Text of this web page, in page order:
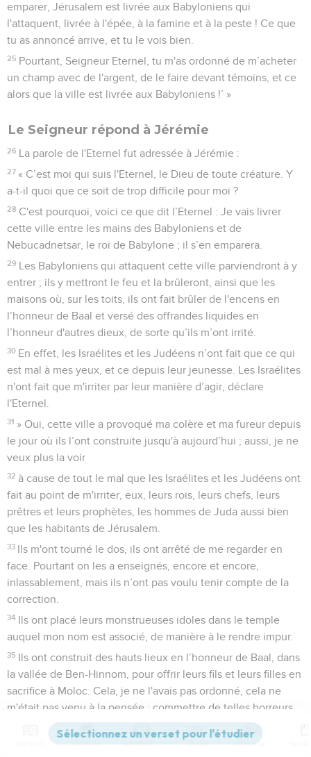
emparer, Jérusalem est livrée aux Babyloniens qui
l'attaquent, livrée à l'épée, à la famine et à la peste ! Ce que
tu as annoncé arrive, et tu le vois bien.
25 Pourtant, Seigneur Eternel, tu m'as ordonné de m’acheter
un champ avec de l'argent, de le faire devant témoins, et ce
alors que la ville est livrée aux Babyloniens !’ »
Le Seigneur répond à Jérémie
26 La parole de l'Eternel fut adressée à Jérémie :
27 « C’est moi qui suis l'Eternel, le Dieu de toute créature. Y
a-t-il quoi que ce soit de trop difficile pour moi ?
28 C'est pourquoi, voici ce que dit l’Eternel : Je vais livrer
cette ville entre les mains des Babyloniens et de
Nebucadnetsar, le roi de Babylone ; il s’en emparera.
29 Les Babyloniens qui attaquent cette ville parviendront à y
entrer ; ils y mettront le feu et la brûleront, ainsi que les
maisons où, sur les toits, ils ont fait brûler de l'encens en
l’honneur de Baal et versé des offrandes liquides en
l’honneur d'autres dieux, de sorte qu’ils m’ont irrité.
30 En effet, les Israélites et les Judéens n’ont fait que ce qui
est mal à mes yeux, et ce depuis leur jeunesse. Les Israélites
n'ont fait que m'irriter par leur manière d’agir, déclare
l'Eternel.
31 » Oui, cette ville a provoqué ma colère et ma fureur depuis
le jour où ils l’ont construite jusqu'à aujourd’hui ; aussi, je ne
veux plus la voir
32 à cause de tout le mal que les Israélites et les Judéens ont
fait au point de m'irriter, eux, leurs rois, leurs chefs, leurs
prêtres et leurs prophètes, les hommes de Juda aussi bien
que les habitants de Jérusalem.
33 Ils m'ont tourné le dos, ils ont arrêté de me regarder en
face. Pourtant on les a enseignés, encore et encore,
inlassablement, mais ils n’ont pas voulu tenir compte de la
correction.
34 Ils ont placé leurs monstrueuses idoles dans le temple
auquel mon nom est associé, de manière à le rendre impur.
35 Ils ont construit des hauts lieux en l’honneur de Baal, dans
la vallée de Ben-Hinnom, pour offrir leurs fils et leurs filles en
sacrifice à Moloc. Cela, je ne l'avais pas ordonné, cela ne
m'était pas venu à la pensée : commettre de telles horreurs
pour faire pécher Juda !
» Et maintenant, voici ce que dit l’Eternel, le Dieu d'Israël,
Versions Commentaires Strong